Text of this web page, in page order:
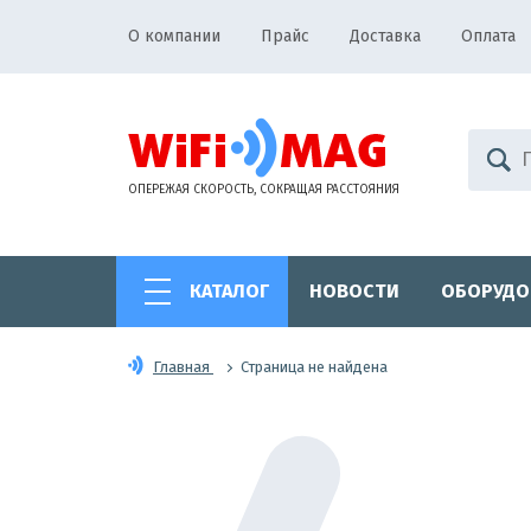
О компании Прайс Доставка Оплата
ОПЕРЕЖАЯ СКОРОСТЬ, СОКРАЩАЯ РАССТОЯНИЯ
КАТАЛОГ НОВОСТИ
Главная Страница не найдена